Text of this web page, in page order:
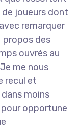
de joueurs dont
remarquer
propos des
ouvrés au
me nous
recul et
moins
opportune